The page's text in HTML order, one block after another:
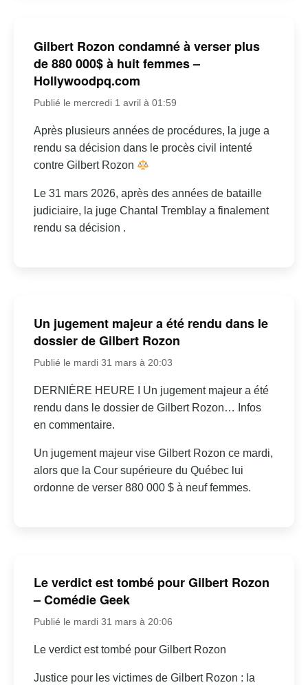
Gilbert Rozon condamné à verser plus
de 880 000$ à huit femmes –
Hollywoodpq.com
Publié le mercredi 1 avril à 01:59
Après plusieurs années de procédures, la juge a
rendu sa décision dans le procès civil intenté
contre Gilbert Rozon
Le 31 mars 2026, après des années de bataille
judiciaire, la juge Chantal Tremblay a finalement
rendu sa décision .
Un jugement majeur a été rendu dans le
dossier de Gilbert Rozon
Publié le mardi 31 mars à 20:03
DERNIÈRE HEURE I Un jugement majeur a été
rendu dans le dossier de Gilbert Rozon… Infos
en commentaire.
Un jugement majeur vise Gilbert Rozon ce mardi,
alors que la Cour supérieure du Québec lui
ordonne de verser 880 000 $ à neuf femmes.
Le verdict est tombé pour Gilbert Rozon
– Comédie Geek
Publié le mardi 31 mars à 20:06
Le verdict est tombé pour Gilbert Rozon
Justice pour les victimes de Gilbert Rozon : la